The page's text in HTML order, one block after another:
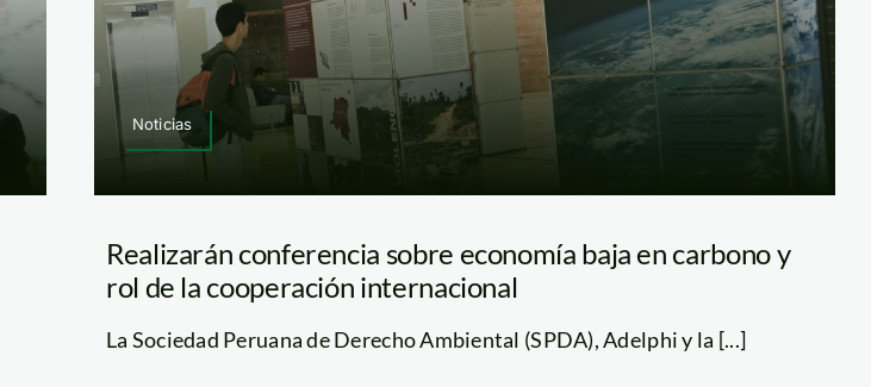
Noticias
Realizarán conferencia sobre economía baja en carbono y
rol de la cooperación internacional
La Sociedad Peruana de Derecho Ambiental (SPDA), Adelphi y la [...]